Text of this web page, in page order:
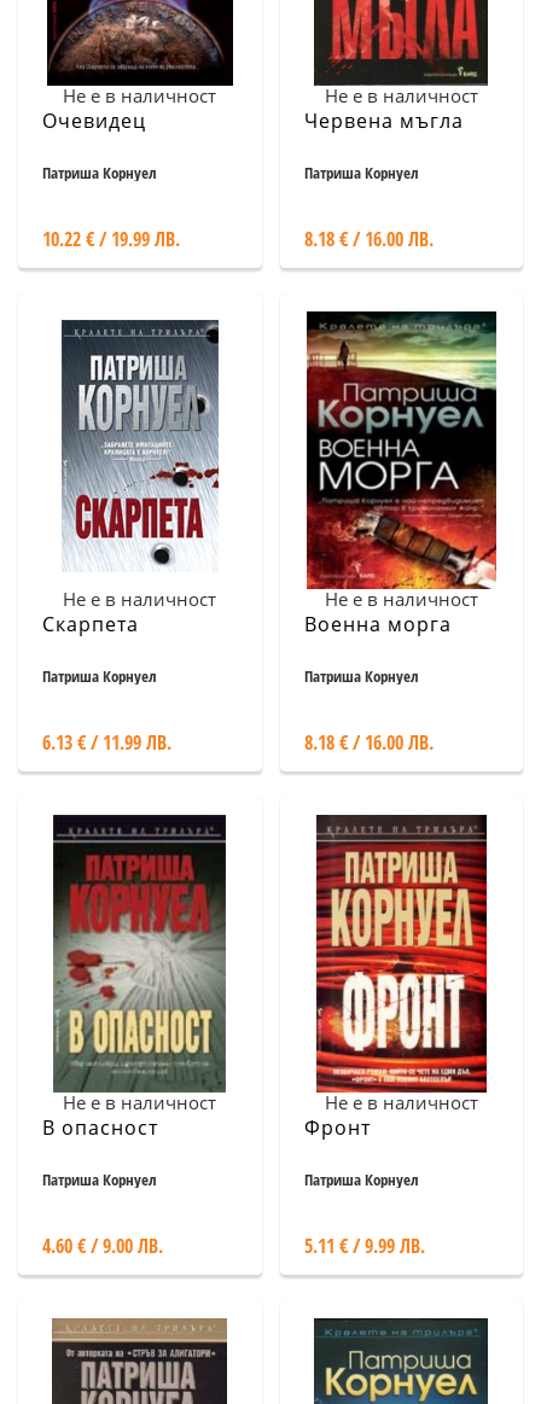
Не е в наличност
Очевидец
Патриша Корнуел
10.22 € / 19.99 ЛВ.
Не е в наличност
Червена мъгла
Патриша Корнуел
8.18 € / 16.00 ЛВ.
Не е в наличност
Скарпета
Патриша Корнуел
6.13 € / 11.99 ЛВ.
Не е в наличност
Военна морга
Патриша Корнуел
8.18 € / 16.00 ЛВ.
Не е в наличност
В опасност
Патриша Корнуел
4.60 € / 9.00 ЛВ.
Не е в наличност
Фронт
Патриша Корнуел
5.11 € / 9.99 ЛВ.